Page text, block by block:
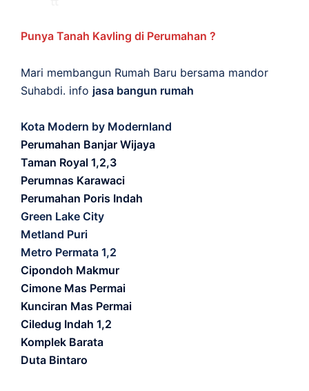
Punya Tanah Kavling di Perumahan ?
Mari membangun Rumah Baru bersama mandor
Suhabdi. info jasa bangun rumah
Kota Modern by Modernland
Perumahan Banjar Wijaya
Taman Royal 1,2,3
Perumnas Karawaci
Perumahan Poris Indah
Green Lake City
Metland Puri
Metro Permata 1,2
Cipondoh Makmur
Cimone Mas Permai
Kunciran Mas Permai
Ciledug Indah 1,2
Komplek Barata
Duta Bintaro